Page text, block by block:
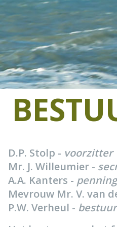
D.P. Stolp - voorzitter
Mr. J. Willeumier -
A.A. Kanters -
Mevrouw Mr. V. van
P.W. Verheul -